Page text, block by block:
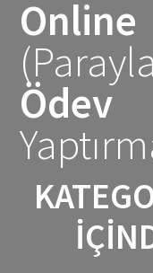
Online
(Parayla
Ödev